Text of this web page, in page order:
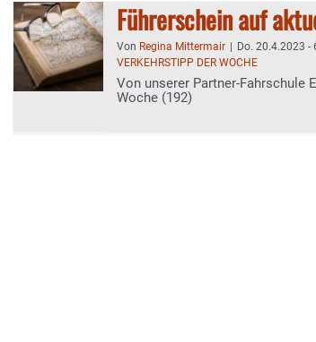
Führerschein auf
Von Regina Mittermair Do. 20.4.2023 -
VERKEHRSTIPP DER WOCHE
Von unserer Partner-Fahrschule
Woche (192)